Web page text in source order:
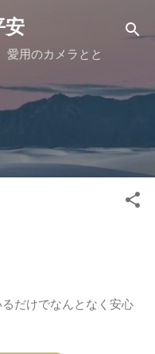
テンツに移動
安
愛用のカメラとと
だけでなんとなく安心